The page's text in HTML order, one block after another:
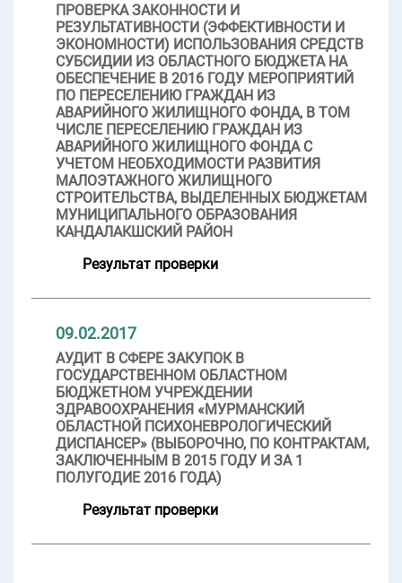
ПРОВЕРКА ЗАКОННОСТИ И
РЕЗУЛЬТАТИВНОСТИ (ЭФФЕКТИВНОСТИ И
ЭКОНОМНОСТИ) ИСПОЛЬЗОВАНИЯ СРЕДСТВ
СУБСИДИИ ИЗ ОБЛАСТНОГО БЮДЖЕТА НА
ОБЕСПЕЧЕНИЕ В 2016 ГОДУ МЕРОПРИЯТИЙ
ПО ПЕРЕСЕЛЕНИЮ ГРАЖДАН ИЗ
АВАРИЙНОГО ЖИЛИЩНОГО ФОНДА, В ТОМ
ЧИСЛЕ ПЕРЕСЕЛЕНИЮ ГРАЖДАН ИЗ
АВАРИЙНОГО ЖИЛИЩНОГО ФОНДА С
УЧЕТОМ НЕОБХОДИМОСТИ РАЗВИТИЯ
МАЛОЭТАЖНОГО ЖИЛИЩНОГО
СТРОИТЕЛЬСТВА, ВЫДЕЛЕННЫХ БЮДЖЕТАМ
МУНИЦИПАЛЬНОГО ОБРАЗОВАНИЯ
КАНДАЛАКШСКИЙ РАЙОН
Результат проверки
09.02.2017
АУДИТ В СФЕРЕ ЗАКУПОК В
ГОСУДАРСТВЕННОМ ОБЛАСТНОМ
БЮДЖЕТНОМ УЧРЕЖДЕНИИ
ЗДРАВООХРАНЕНИЯ «МУРМАНСКИЙ
ОБЛАСТНОЙ ПСИХОНЕВРОЛОГИЧЕСКИЙ
ДИСПАНСЕР» (ВЫБОРОЧНО, ПО КОНТРАКТАМ,
ЗАКЛЮЧЕННЫМ В 2015 ГОДУ И ЗА 1
ПОЛУГОДИЕ 2016 ГОДА)
Результат проверки